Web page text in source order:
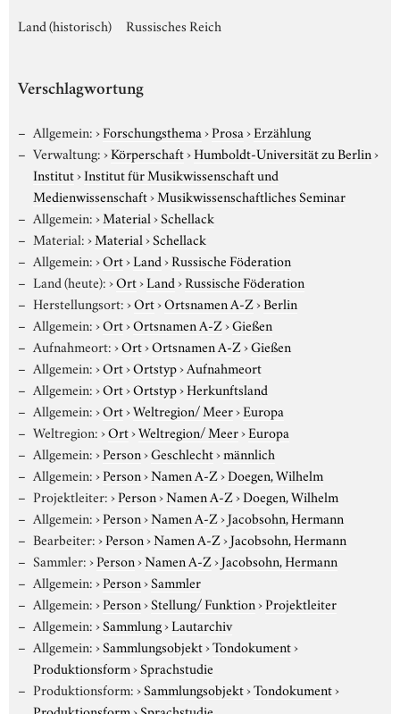
Land (historisch) Russisches Reich
Verschlagwortung
Allgemein:›Forschungsthema›Prosa›Erzählung
Verwaltung:›Körperschaft›Humboldt-Universität zu Berlin›
Institut›Institut für Musikwissenschaft und
Medienwissenschaft›Musikwissenschaftliches Seminar
Allgemein:›Material›Schellack
Material:›Material›Schellack
Allgemein:›Ort›Land›Russische Föderation
Land (heute):›Ort›Land›Russische Föderation
Herstellungsort:›Ort›Ortsnamen A-Z›Berlin
Allgemein:›Ort›Ortsnamen A-Z›Gießen
Aufnahmeort:›Ort›Ortsnamen A-Z›Gießen
Allgemein:›Ort›Ortstyp›Aufnahmeort
Allgemein:›Ort›Ortstyp›Herkunftsland
Allgemein:›Ort›Weltregion/ Meer›Europa
Weltregion:›Ort›Weltregion/ Meer›Europa
Allgemein:›Person›Geschlecht›männlich
Allgemein:›Person›Namen A-Z›Doegen, Wilhelm
Projektleiter:›Person›Namen A-Z›Doegen, Wilhelm
Allgemein:›Person›Namen A-Z›Jacobsohn, Hermann
Bearbeiter:›Person›Namen A-Z›Jacobsohn, Hermann
Sammler:›Person›Namen A-Z›Jacobsohn, Hermann
Allgemein:›Person›Sammler
Allgemein:›Person›Stellung/ Funktion›Projektleiter
Allgemein:›Sammlung›Lautarchiv
Allgemein:›Sammlungsobjekt›Tondokument›
Produktionsform›Sprachstudie
Produktionsform:›Sammlungsobjekt›Tondokument›